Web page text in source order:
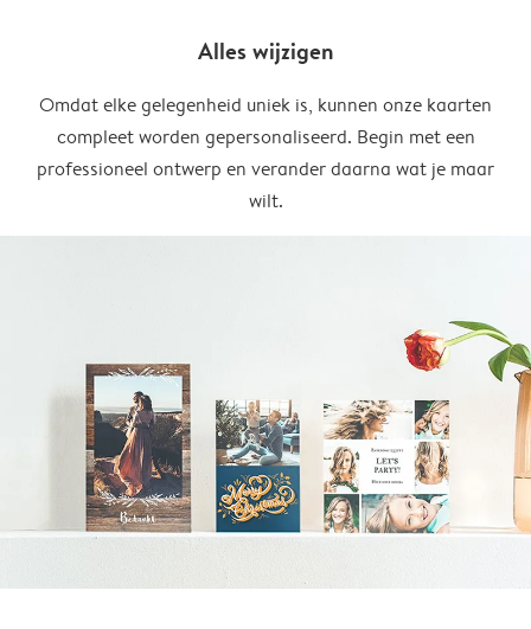
Alles wijzigen
Omdat elke gelegenheid uniek is, kunnen onze kaarten
compleet worden gepersonaliseerd. Begin met een
professioneel ontwerp en verander daarna wat je maar
wilt.